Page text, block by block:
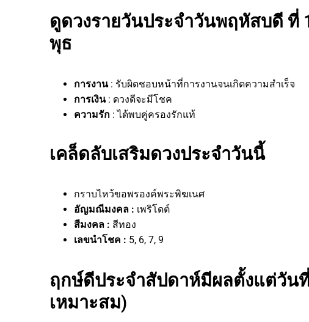
ดูดวงรายวันประจำวันพฤหัสบดี ที่
พุธ
การงาน : รับผิดชอบหน้าที่การงานจนเกิดความสำเร็จ
การเงิน : ดวงดีจะมีโชค
ความรัก : ได้พบคู่ครองรักแท้
เคล็ดลับเสริมดวงประจำวันนี้
กราบไหว้ขอพรองค์พระพิฆเนศ
อัญมณีมงคล : เพริโดต์
สีมงคล : สีทอง
เลขนำโชค : 5, 6, 7, 9
ฤกษ์ดีประจำสัปดาห์มีผลตั้งแต่วัน
เหมาะสม)